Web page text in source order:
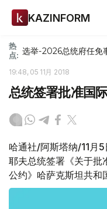
KAZINFORM
热
点: 选举-2026总统府任免
19:48, 05 11月 2018
总统签署批准国
哈通社/阿斯塔纳/11月
耶夫总统签署《关于批
公约》哈萨克斯坦共和